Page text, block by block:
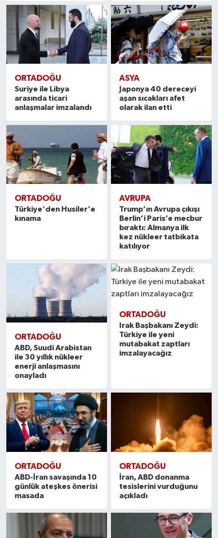
ORTADOĞU
Suriye ile Libya
arasında ticari
anlaşmalar imzalandı
ASYA
Japonya 40 dereceyi
aşan sıcakları afet
olarak ilan etti
ORTADOĞU
Türkiye'den Husiler'e
kınama
AVRUPA
Trump’ın Avrupa çıkışı
Berlin’i Paris’e mecbur
bıraktı: Almanya ilk
kez nükleer tatbikata
katılıyor
ORTADOĞU
ABD, Suudi Arabistan
ile 30 yıllık nükleer
enerji anlaşmasını
onayladı
ORTADOĞU
Irak Başbakanı Zeydi:
Türkiye ile yeni
mutabakat zaptları
imzalayacağız
ORTADOĞU
ABD-İran savaşında 10
günlük ateşkes önerisi
masada
ORTADOĞU
İran, ABD donanma
tesislerini vurduğunu
açıkladı